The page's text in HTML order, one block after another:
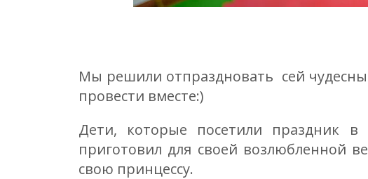
Мы решили отпраздновать сей
провести вместе:)
Дети, которые посетили праздник
приготовил для своей возлюбленной
свою принцессу.